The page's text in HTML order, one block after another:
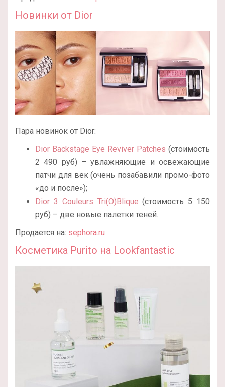
Новинки от Dior
Пара новинок от Dior:
Dior Backstage Eye Reviver Patches (стоимость
2 490 руб) – увлажняющие и освежающие
патчи для век (очень позабавили промо-фото
«до и после»);
Dior 3 Couleurs Tri(O)Blique (стоимость 5 150
руб) – две новые палетки теней.
Продается на: sephora.ru
Косметика Purito на Lookfantastic